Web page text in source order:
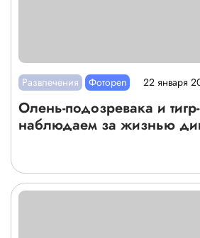
Развлечения Фотореп 22 января
Олень-подозревака и
наблюдаем за жизнью